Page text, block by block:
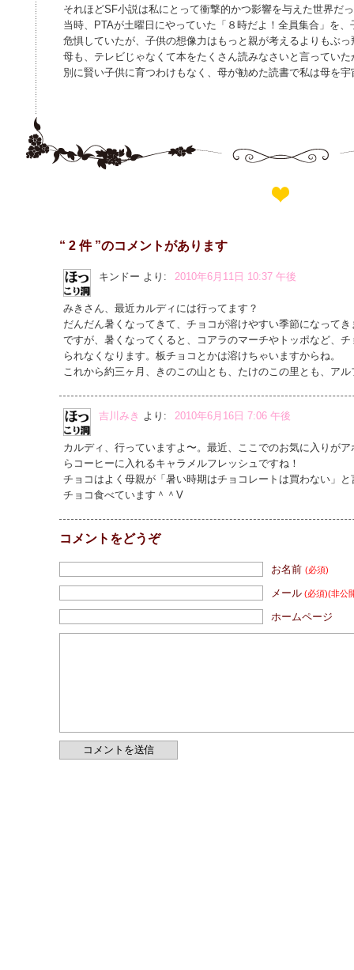
それほどSF小説は私にとって衝撃的かつ影響を与えた世界だ
当時、PTAが土曜日にやっていた「８時だよ！全員集合」を
危惧していたが、子供の想像力はもっと親が考えるよりもぶっ
母も、テレビじゃなくて本をたくさん読みなさいと言っていた
別に賢い子供に育つわけもなく、母が勧めた読書で私は母を
“ 2 件 ”のコメントがあります
キンドー より: 2010年6月11日 10:37 午後
みきさん、最近カルディには行ってます？
だんだん暑くなってきて、チョコが溶けやすい季節になって
ですが、暑くなってくると、コアラのマーチやトッポなど、
られなくなります。板チョコとかは溶けちゃいますからね。
これから約三ヶ月、きのこの山とも、たけのこの里とも、ア
吉川みき より: 2010年6月16日 7:06 午後
カルディ、行っていますよ〜。最近、ここでのお気に入りが
らコーヒーに入れるキャラメルフレッシュですね！
チョコはよく母親が「暑い時期はチョコレートは買わない」
チョコ食べています＾＾V
コメントをどうぞ
お名前 (必須)
メール (必須)(非公
ホームページ